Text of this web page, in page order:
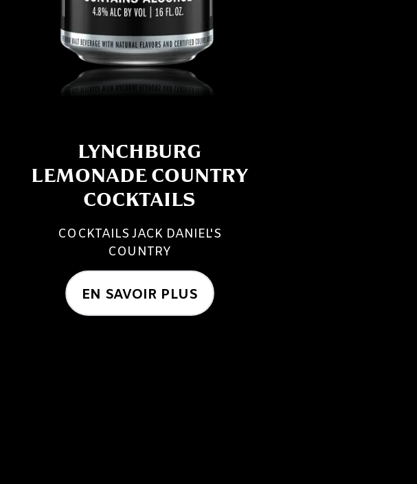
LYNCHBURG
LEMONADE COUNTRY
COCKTAILS
COCKTAILS JACK DANIEL'S
COUNTRY
EN SAVOIR PLUS